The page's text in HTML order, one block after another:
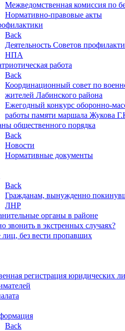
Межведомственная комиссия по
Нормативно-правовые акты
Back
Деятельность Советов
НПА
работа
Back
Координационный совет по
жителей Лабинского района
Ежегодный конкурс оборонно-
работы памяти маршала Жукова
общественного порядка
Back
Новости
Нормативные документы
Back
Гражданам, вынужденно
ЛНР
органы в районе
звонить в экстренных случаях?
без вести пропавших
регистрация юридических
Back